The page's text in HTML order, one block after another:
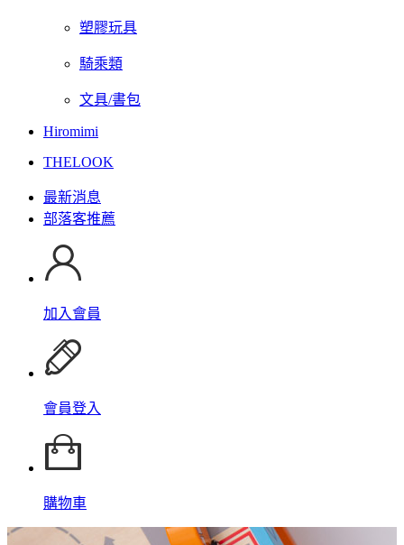
塑膠玩具
騎乘類
文具/書包
Hiromimi
THELOOK
最新消息
部落客推薦
加入會員
會員登入
購物車